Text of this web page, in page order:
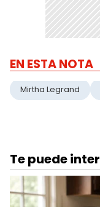
EN ESTA NOTA
Mirtha Legrand